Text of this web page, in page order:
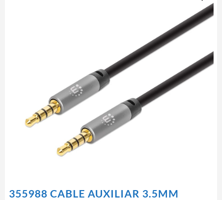
355988 CABLE AUXILIAR 3.5MM